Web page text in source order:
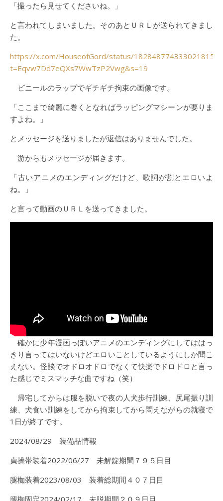
「撮ったら見せてくださいね。」
と言われてしまいました。そのあとＵＲＬが送られてきまし
た。
https://x.com/HouseofGord/status/1828487743330218151?
t=Eqvw7Dd7eQXs7WwTzP2Vwg&s=19
ビニールのラップでギチギチ拘束の画像です。
「ここまで綺麗に巻くとなればラッピングマシーンが要りま
すよね。」
とメッセージを送りましたが返信はありませんでした。
游からもメッセージが届きます。
「古いアニメのエンディングだけど、歌詞が割とエロいよ
ね。」
と言って動画のＵＲＬを送ってきました。
確かに少年漫画っぽいアニメのエンディングにしてははっ
きり言ってはいないけどエロいことしているようにしか聞こ
えない。怪談でオドロオドロでなくて快楽でドロドロと言っ
た感じでミスマッチな曲ですね（笑）
帰宅してからは服を脱いで夜の人犬歩行訓練、尻尾振り訓
練、犬食い訓練をしてから拘束してから悶えながらの就寝で
1日が終了です。
2024/08/29 装備品情報
貞操帯装着2022/06/27 未解錠期間７９５日目
腿枷装着2023/08/03 装着総期間４０７日目
腿枷固定2024/02/17 未脱期間２０９日目